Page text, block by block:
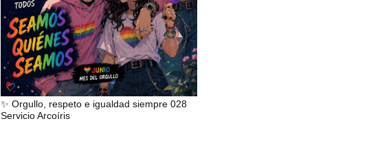
✨ Orgullo, respeto e igualdad siempre 028
Servicio Arcoíris